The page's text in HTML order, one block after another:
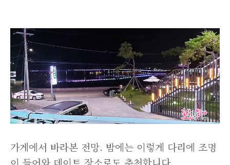
가게에서 바라본 전망. 밤에는 이렇게 다리에 조명